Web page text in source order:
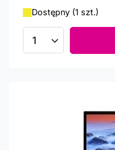
Dostępny (1 szt.)
Ilość produktów